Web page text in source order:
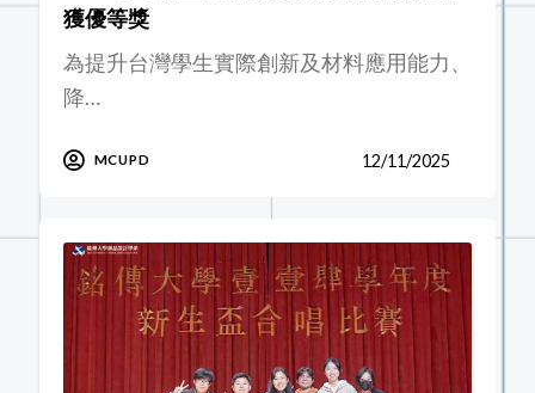
獲優等獎
為提升台灣學生實際創新及材料應用能力、
降…
MCUPD 12/11/2025